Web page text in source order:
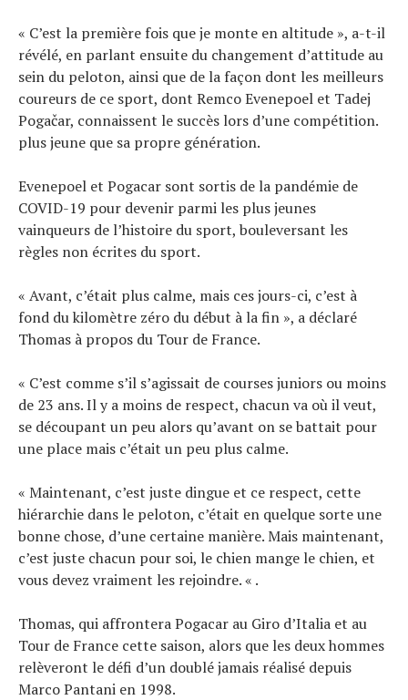
« C’est la première fois que je monte en altitude », a-t-il
révélé, en parlant ensuite du changement d’attitude au
sein du peloton, ainsi que de la façon dont les meilleurs
coureurs de ce sport, dont Remco Evenepoel et Tadej
Pogačar, connaissent le succès lors d’une compétition.
plus jeune que sa propre génération.
Evenepoel et Pogacar sont sortis de la pandémie de
COVID-19 pour devenir parmi les plus jeunes
vainqueurs de l’histoire du sport, bouleversant les
règles non écrites du sport.
« Avant, c’était plus calme, mais ces jours-ci, c’est à
fond du kilomètre zéro du début à la fin », a déclaré
Thomas à propos du Tour de France.
« C’est comme s’il s’agissait de courses juniors ou moins
de 23 ans. Il y a moins de respect, chacun va où il veut,
se découpant un peu alors qu’avant on se battait pour
une place mais c’était un peu plus calme.
« Maintenant, c’est juste dingue et ce respect, cette
hiérarchie dans le peloton, c’était en quelque sorte une
bonne chose, d’une certaine manière. Mais maintenant,
c’est juste chacun pour soi, le chien mange le chien, et
vous devez vraiment les rejoindre. « .
Thomas, qui affrontera Pogacar au Giro d’Italia et au
Tour de France cette saison, alors que les deux hommes
relèveront le défi d’un doublé jamais réalisé depuis
Marco Pantani en 1998.
Actualités
Technologies
Tests de produits
Tendances
Tous nos articles
À propos